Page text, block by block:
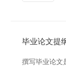
毕业论文提
撰写毕业论文